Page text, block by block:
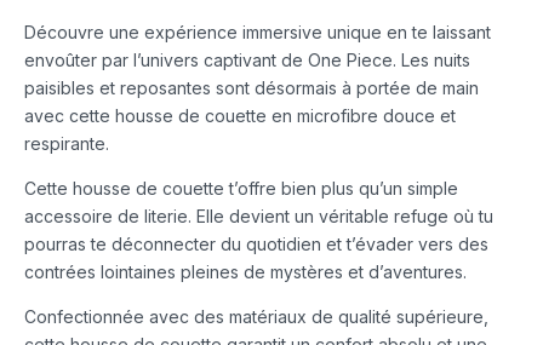
Découvre une expérience immersive unique en te laissant
envoûter par l’univers captivant de One Piece. Les nuits
paisibles et reposantes sont désormais à portée de main
avec cette housse de couette en microfibre douce et
respirante.
Cette housse de couette t’offre bien plus qu’un simple
accessoire de literie. Elle devient un véritable refuge où tu
pourras te déconnecter du quotidien et t’évader vers des
contrées lointaines pleines de mystères et d’aventures.
Confectionnée avec des matériaux de qualité supérieure,